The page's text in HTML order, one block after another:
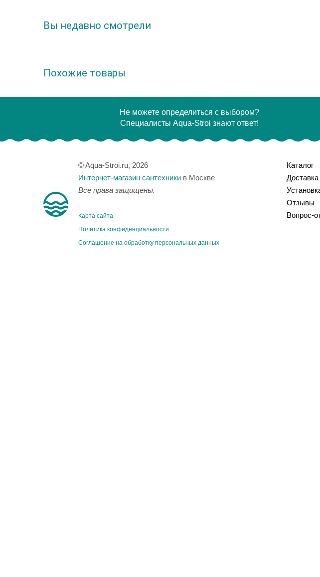
Вы недавно смотрели
Похожие товары
Не можете определиться с выбором?
Специалисты Aqua-Stroi знают ответ!
© Aqua-Stroi.ru, 2026
Интернет-магазин сантехники в Москве
Все права защищены.
Карта сайта
Политика конфиденциальности
Соглашение на обработку персональных данных
Каталог
Отзывы
Вопрос-